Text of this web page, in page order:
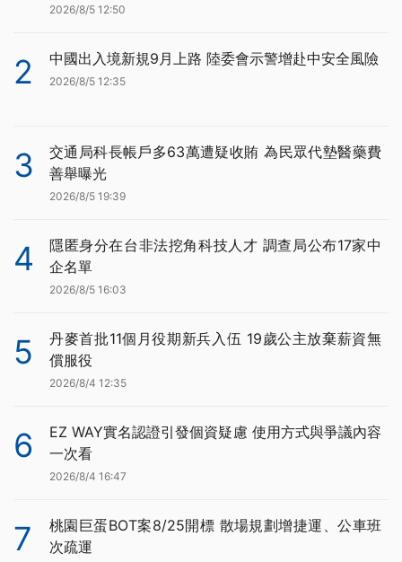
2026/8/5 12:50
2 中國出入境新規9月上路 陸委會示警增赴中安全風險
2026/8/5 12:35
3
交通局科長帳戶多63萬遭疑收賄 為民眾代墊醫藥費
善舉曝光
2026/8/5 19:39
4
隱匿身分在台非法挖角科技人才 調查局公布17家中
企名單
2026/8/5 16:03
5
丹麥首批11個月役期新兵入伍 19歲公主放棄薪資無
償服役
2026/8/4 12:35
6
EZ WAY實名認證引發個資疑慮 使用方式與爭議內容
一次看
2026/8/4 16:47
7
桃園巨蛋BOT案8/25開標 散場規劃增捷運、公車班
次疏運